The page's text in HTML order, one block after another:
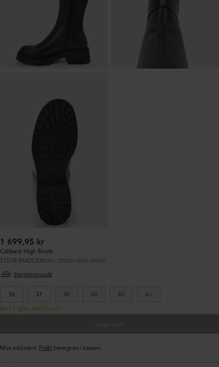
Ordinær
pris:
1 699,95 kr
Callback High Boots
STEVE MADDENSKU: 720321-0001-00036
Størrelsesguide
36 37 38 39 40 41
Bare 1 igjen. Bestill snart!
Mva inkludert. Frakt beregnes i kassen.